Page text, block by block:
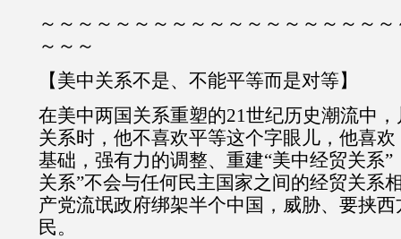
～～～～～～～～～～～～～～～～～～
～～～
【美中关系不是、不能平等而是对等】
在美中两国关系重塑的21世纪历史潮流中
关系时，他不喜欢平等这个字眼儿，他喜
基础，强有力的调整、重建“美中经贸关系”
关系”不会与任何民主国家之间的经贸关系
产党流氓政府绑架半个中国，威胁、要挟
民。